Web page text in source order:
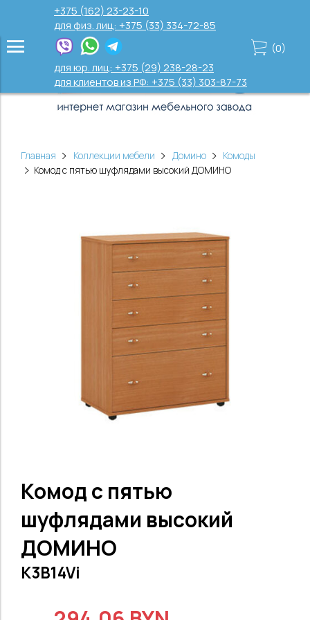
+375 (162) 23-23-10
для физ. лиц: +375 (33) 334-72-85
для юр. лиц: +375 (29) 238-28-23
для клиентов из РФ: +375 (33) 303-87-73
(0)
Главная Коллекции мебели Домино
Комоды
Комод с пятью шуфлядами высокий ДОМИНО
Комод с пятью
шуфлядами высокий
ДОМИНО
K3B14Vi